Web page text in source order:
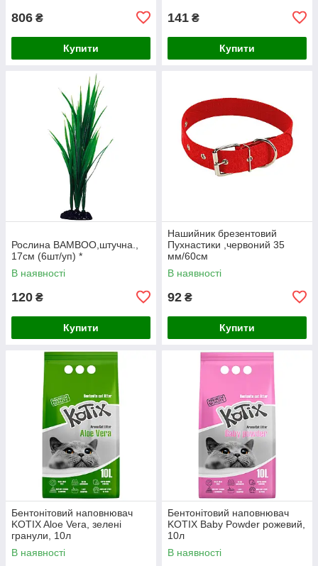
806 ₴
Купити
141 ₴
Купити
Рослина BAMBOO,штучна.,
17см (6шт/уп) *
В наявності
120 ₴
Купити
Нашийник брезентовий
Пухнастики ,червоний 35
мм/60см
В наявності
92 ₴
Купити
Бентонітовий наповнювач
KOTIX Aloe Vera, зелені
гранули, 10л
В наявності
Бентонітовий наповнювач
KOTIX Baby Powder рожевий,
10л
В наявності